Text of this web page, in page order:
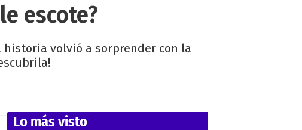
escote?
volvió a sorprender con la
Lo más visto